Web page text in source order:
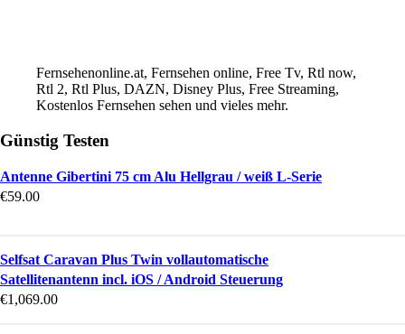
Fernsehenonline.at, Fernsehen online, Free Tv, Rtl now,
Rtl 2, Rtl Plus, DAZN, Disney Plus, Free Streaming,
Kostenlos Fernsehen sehen und vieles mehr.
Günstig Testen
Antenne Gibertini 75 cm Alu Hellgrau / weiß L-Serie
€59.00
Selfsat Caravan Plus Twin vollautomatische
Satellitenantenn incl. iOS / Android Steuerung
€1,069.00